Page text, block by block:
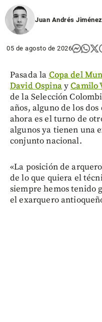
Juan Andrés
05 de agosto de 2026
Pasada la Copa del
David OspinayCamilo
de la Selección
años, alguno de los
ahora es el turno de
algunos ya tienen una
conjunto nacional.
«La posición de
de lo que quiera el
siempre hemos tenido
el exarquero